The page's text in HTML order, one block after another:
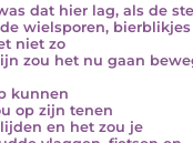
dat hier lag, als de
wielsporen, bierblikjes
niet zo
zou het nu gaan
kunnen
op zijn tenen
en het zou je